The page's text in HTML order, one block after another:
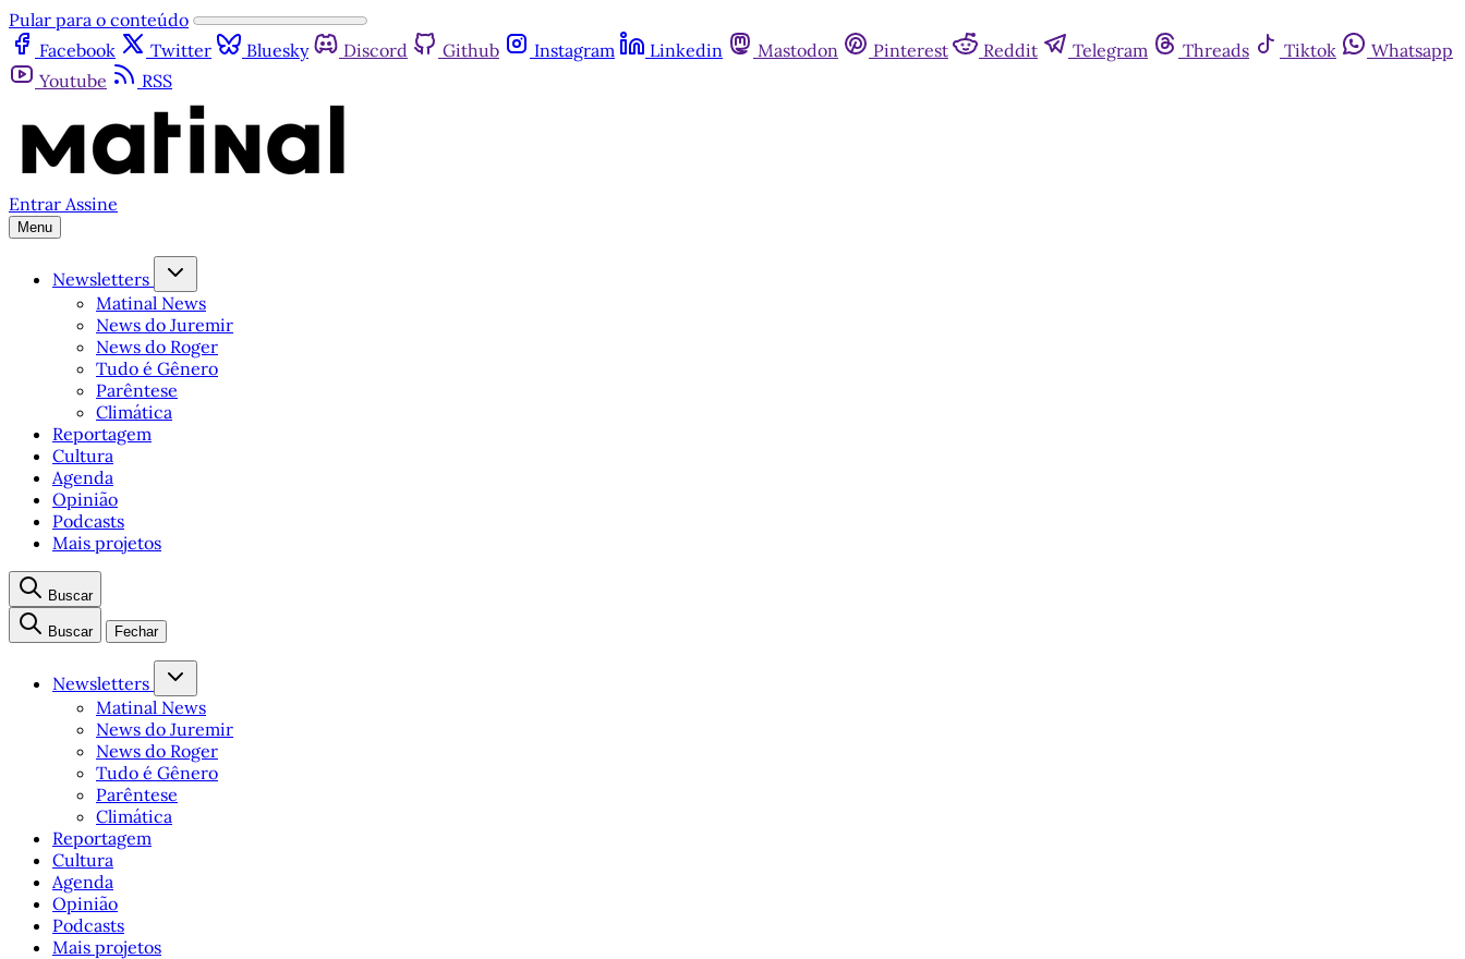
Pular para o conteúdo
Facebook
Twitter Bluesky Discord Github Instagram Linkedin Mastodon Pinterest Reddit Telegram Threads Tiktok
Whatsapp
Youtube
RSS
Entrar Assine
Menu
Newsletters
Matinal News
News do Juremir
News do Roger
Tudo é Gênero
Parêntese
Climática
Reportagem
Cultura
Agenda
Opinião
Podcasts
Mais projetos
Buscar
Buscar Fechar
Newsletters
Matinal News
News do Juremir
News do Roger
Tudo é Gênero
Parêntese
Climática
Reportagem
Cultura
Agenda
Opinião
Podcasts
Mais projetos